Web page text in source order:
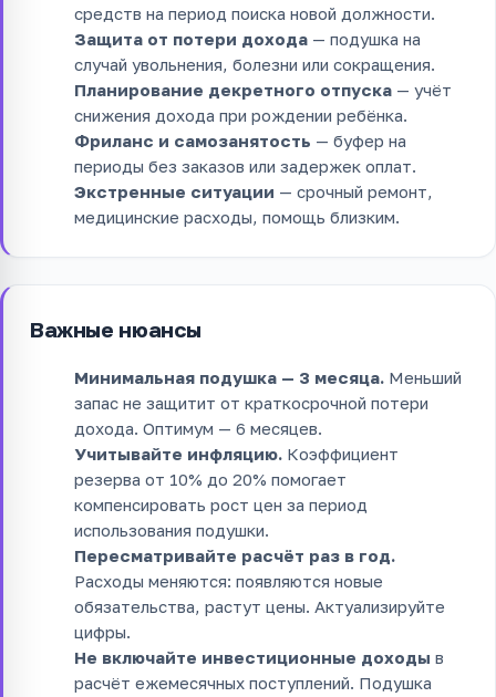
средств на период поиска новой должности.
Защита от потери дохода — подушка на
случай увольнения, болезни или сокращения.
Планирование декретного отпуска — учёт
снижения дохода при рождении ребёнка.
Фриланс и самозанятость — буфер на
периоды без заказов или задержек оплат.
Экстренные ситуации — срочный ремонт,
медицинские расходы, помощь близким.
Важные нюансы
Минимальная подушка — 3 месяца. Меньший
запас не защитит от краткосрочной потери
дохода. Оптимум — 6 месяцев.
Учитывайте инфляцию. Коэффициент
резерва от 10% до 20% помогает
компенсировать рост цен за период
использования подушки.
Пересматривайте расчёт раз в год.
Расходы меняются: появляются новые
обязательства, растут цены. Актуализируйте
цифры.
Не включайте инвестиционные доходы в
расчёт ежемесячных поступлений. Подушка